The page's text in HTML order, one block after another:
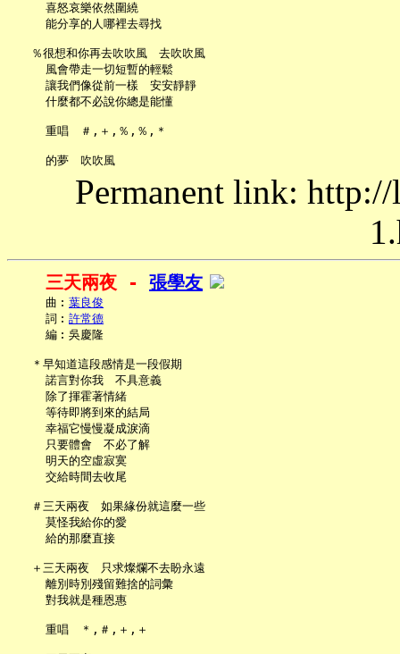
     喜怒哀樂依然圍繞
     能分享的人哪裡去尋找
   ％很想和你再去吹吹風　去吹吹風
     風會帶走一切短暫的輕鬆
     讓我們像從前一樣　安安靜靜
     什麼都不必說你總是能懂
     重唱　＃,＋,％,％,＊
Permanent link:
三天兩夜 - 張學友
     曲︰
葉良俊
     詞︰
許常德
     編︰吳慶隆
   ＊早知道這段感情是一段假期
     諾言對你我　不具意義
     除了揮霍著情緒
     等待即將到來的結局
     幸福它慢慢凝成淚滴
     只要體會　不必了解
     明天的空虛寂寞
     交給時間去收尾
   ＃三天兩夜　如果緣份就這麼一些
     莫怪我給你的愛
     給的那麼直接
   ＋三天兩夜　只求燦爛不去盼永遠
     離別時別殘留難捨的詞彙
     對我就是種恩惠
     重唱　＊,＃,＋,＋